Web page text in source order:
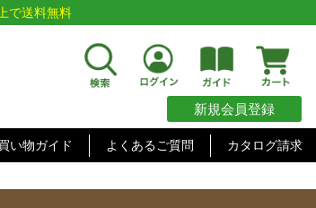
で送料無料
新規会員登録
い物ガイド よくあるご質問 カタログ請求